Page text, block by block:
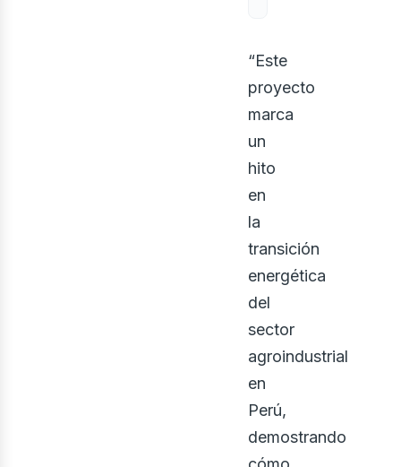
“Este
proyecto
marca
un
hito
en
la
transición
energética
del
sector
agroindustrial
en
Perú,
demostrando